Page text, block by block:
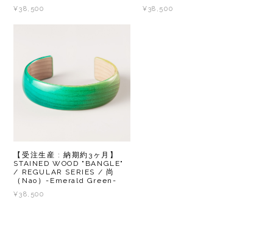
¥38,500 ¥38,500
【受注生産 : 納期約3ヶ月】
STAINED WOOD "BANGLE"
/ REGULAR SERIES / 尚
（Nao）-Emerald Green-
¥38,500